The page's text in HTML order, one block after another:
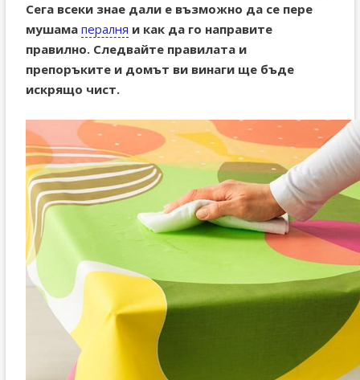
Сега всеки знае дали е възможно да се пере
мушама пералня и как да го направите
правилно. Следвайте правилата и
препоръките и домът ви винаги ще бъде
искрящо чист.